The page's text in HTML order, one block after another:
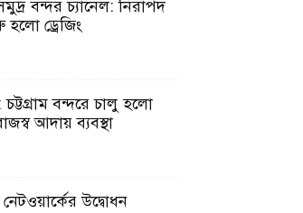
বন্দর চ্যানেল: নিরাপদ
ড্রেজিং
চট্টগ্রাম বন্দরে চালু হলো
আদায় ব্যবস্থা
নেটওয়ার্কের উদ্বোধন